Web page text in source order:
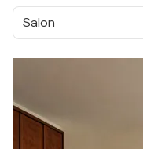
Salon